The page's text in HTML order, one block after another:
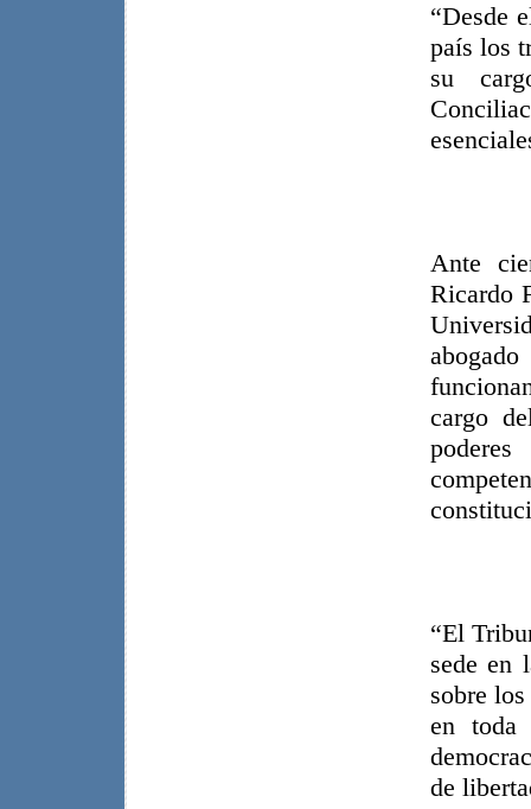
“Desde
país los
su
Ante
Ricardo
cargo
“El
sede en
sobre
en toda
de